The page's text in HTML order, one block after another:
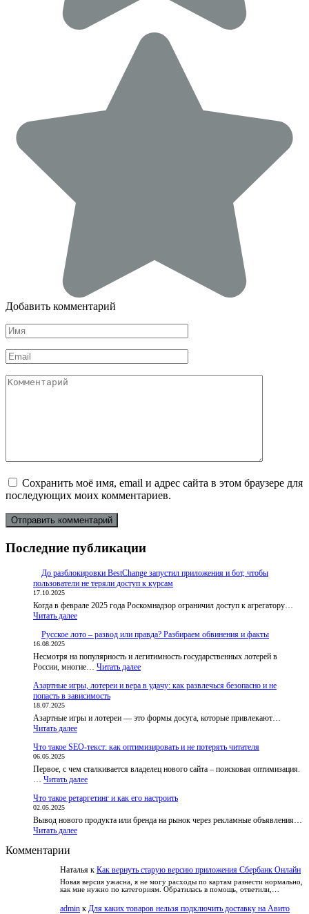
Добавить комментарий
Имя
*
Email
*
Комментарий
Сохранить моё имя, email и адрес сайта в этом браузере для
последующих моих комментариев.
Последние публикации
До разблокировки BestChange запустил приложения и бот, чтобы
пользователи не теряли доступ к курсам
17.10.2025
Когда в феврале 2025 года Роскомнадзор ограничил доступ к агрегатору…
Читать далее:
разблокировки
запустил
приложения
бот,
чтобы
не
теряли
к
Русское лото – развод или правда? Разбираем обвинения и факты
16.08.2025
Несмотря на популярность и легитимность государственных лотерей в
России, многие… Читать далее:
лото
или
обвинения
факты
Азартные игры, лотереи и вера в удачу: как развлечься безопасно и не
попасть в зависимость
18.07.2025
Азартные игры и лотереи — это формы досуга, которые привлекают…
Читать далее:
игры,
и
вера
удачу:
развлечься
безопасно
в
зависимость
Что такое SEO-текст: как оптимизировать и не потерять читателя
06.05.2025
Первое, с чем сталкивается владелец нового сайта – поисковая оптимизация.
… Читать далее:
такое
текст:
потерять
читателя
Что такое ретаргетинг и как его настроить
02.05.2025
Вывод нового продукта или бренда на рынок через рекламные объявления…
Читать далее:
и
как
его
Комментарии
Наталья к Как вернуть старую версию приложения Сбербанк Онлайн
Новая версия ужасна, я не могу расходы по картам разнести нормально,
как мне нужно по категориям. Обратилась в помощь, ответили,…
admin к Для каких товаров нельзя подключить доставку на Авито